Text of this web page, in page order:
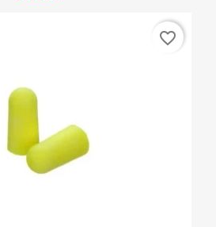
favorite_border